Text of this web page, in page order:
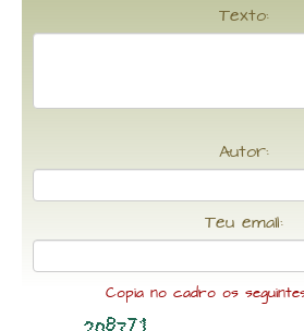
Texto:
Autor:
Teu email:
Copia no cadro os